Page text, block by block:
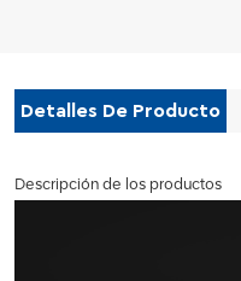
Detalles De Producto
Descripción de los productos